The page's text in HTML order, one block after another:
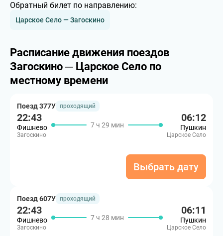
Обратный билет по направлению:
Царское Село — Загоскино
Расписание движения поездов
Загоскино ─ Царское Село по
местному времени
Поезд 377У проходящий
22:43
Фишнево
Загоскино
7 ч 29 мин
06:12
Пушкин
Царское Село
Выбрать дату
Поезд 607У проходящий
22:43
Фишнево
Загоскино
7 ч 28 мин
06:11
Пушкин
Царское Село